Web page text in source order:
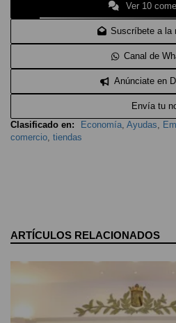
Ver 10
Suscríbete a la
Canal de
Anúnciate en
Envía tu
Clasificado en:
Economía, Ayudas,
comercio, tiendas
ARTÍCULOS RELACIONADOS